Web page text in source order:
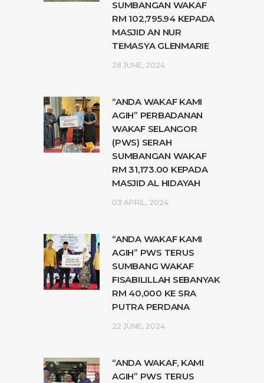
SUMBANGAN WAKAF
RM 102,795.94 KEPADA
MASJID AN NUR
TEMASYA GLENMARIE
28 JUNE, 2024
“ANDA WAKAF KAMI
AGIH” PERBADANAN
WAKAF SELANGOR
(PWS) SERAH
SUMBANGAN WAKAF
RM 31,173.00 KEPADA
MASJID AL HIDAYAH
03 APRIL, 2024
“ANDA WAKAF KAMI
AGIH” PWS TERUS
SUMBANG WAKAF
FISABILILLAH SEBANYAK
RM 40,000 KE SRA
PUTRA PERDANA
22 JUNE, 2024
“ANDA WAKAF, KAMI
AGIH” PWS TERUS